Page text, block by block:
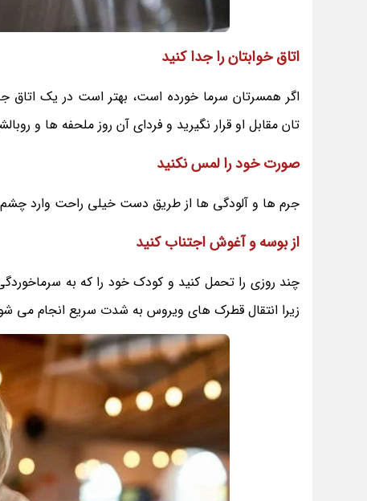
اتاق خوابتان را جدا کنید
اگر همسرتان سرما خورده است، بهتر است در یک اتاق
تان مقابل او قرار نگیرید و فردای آن روز ملحفه ها و
صورت خود را لمس نکنید
جرم ها و آلودگی ها از طریق دست خیلی راحت وارد
از بوسه و آغوش اجتناب کنید
چند روزی را تحمل کنید و کودک خود را که به
زیرا انتقال قطرک های ویروس به شدت سریع انجام می‌